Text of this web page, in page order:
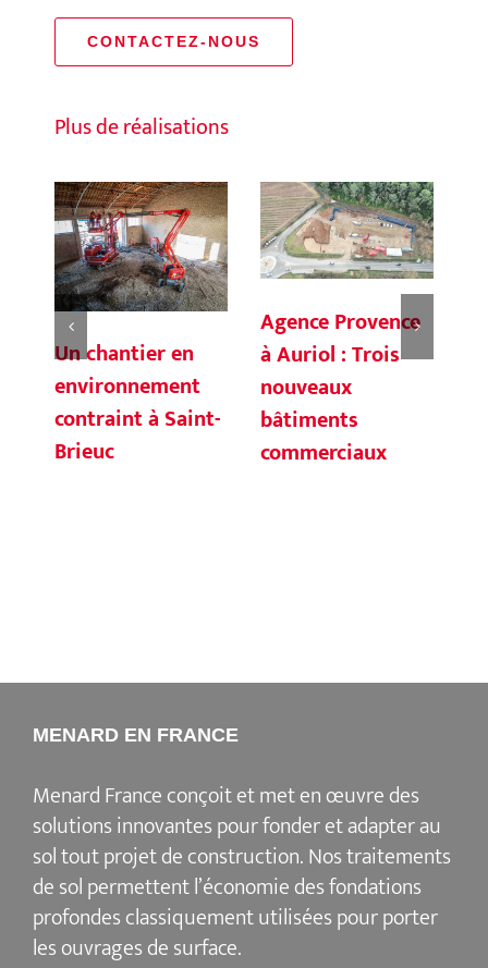
CONTACTEZ-NOUS
Plus de réalisations
Un chantier en
environnement
contraint à Saint-
Brieuc
Agence Provence
à Auriol : Trois
nouveaux
bâtiments
commerciaux
MENARD EN FRANCE
Menard France conçoit et met en œuvre des
solutions innovantes pour fonder et adapter au
sol tout projet de construction. Nos traitements
de sol permettent l’économie des fondations
profondes classiquement utilisées pour porter
les ouvrages de surface.